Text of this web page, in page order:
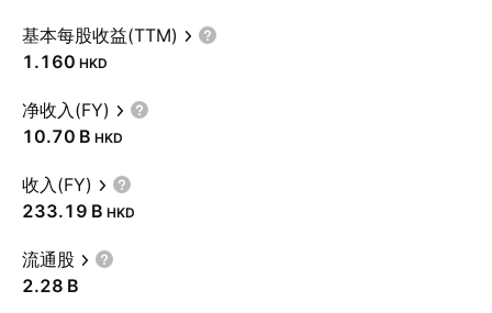
基本每股收益(TTM)
1.160 HKD
净收入(FY)
‪10.70 B‬ HKD
收入(FY)
‪233.19 B‬ HKD
流通股
‪2.28 B‬